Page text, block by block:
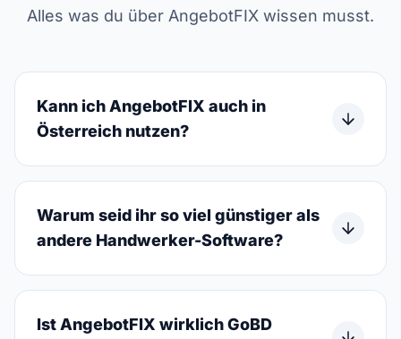
Alles was du über AngebotFIX wissen musst.
Kann ich AngebotFIX auch in
Österreich nutzen?
Warum seid ihr so viel günstiger als
andere Handwerker-Software?
Ist AngebotFIX wirklich GoBD